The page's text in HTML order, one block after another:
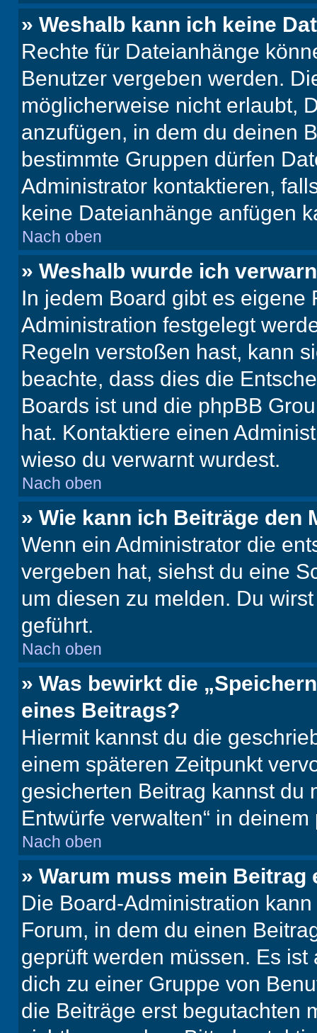
» Weshalb kann ich keine
Rechte für Dateianhänge
Benutzer vergeben werden.
möglicherweise nicht erlaubt,
anzufügen, in dem du deinen
bestimmte Gruppen dürfen
Administrator kontaktieren,
keine Dateianhänge anfügen
Nach oben
» Weshalb wurde ich
In jedem Board gibt es
Administration festgelegt
Regeln verstoßen hast, kann
beachte, dass dies die
Boards ist und die phpBB
hat. Kontaktiere einen
wieso du verwarnt wurdest.
Nach oben
» Wie kann ich Beiträge den
Wenn ein Administrator die
vergeben hat, siehst du eine
um diesen zu melden. Du
geführt.
Nach oben
» Was bewirkt die
eines Beitrags?
Hiermit kannst du die
einem späteren Zeitpunkt
gesicherten Beitrag kannst du
Entwürfe verwalten“ in
Nach oben
» Warum muss mein
Die Board-Administration
Forum, in dem du einen
geprüft werden müssen. Es
dich zu einer Gruppe von
die Beiträge erst begutachten